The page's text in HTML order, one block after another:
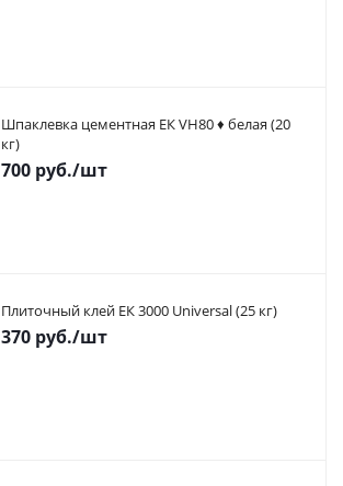
Шпаклевка цементная ЕК VH80 ♦ белая (20
кг)
700 руб./шт
Плиточный клей ЕК 3000 Universal (25 кг)
370 руб./шт